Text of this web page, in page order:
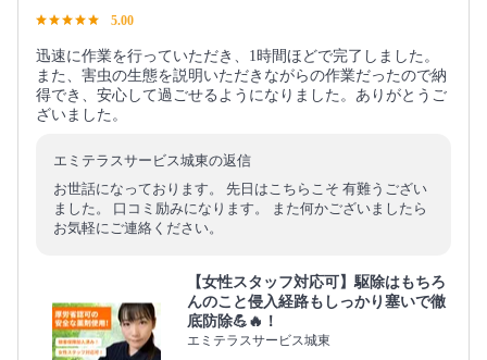
5.00
迅速に作業を行っていただき、1時間ほどで完了しました。
また、害虫の生態を説明いただきながらの作業だったので納
得でき、安心して過ごせるようになりました。ありがとうご
ざいました。
エミテラスサービス城東の返信
お世話になっております。 先日はこちらこそ 有難うござい
ました。 口コミ励みになります。 また何かございましたら
お気軽にご連絡ください。
【女性スタッフ対応可】駆除はもちろ
んのこと侵入経路もしっかり塞いで徹
底防除💪🔥！
エミテラスサービス城東